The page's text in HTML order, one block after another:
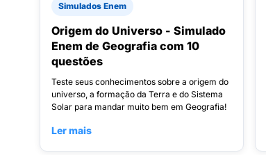
Simulados Enem
Origem do Universo - Simulado
Enem de Geografia com 10
questões
Teste seus conhecimentos sobre a origem do
universo, a formação da Terra e do Sistema
Solar para mandar muito bem em Geografia!
Ler mais